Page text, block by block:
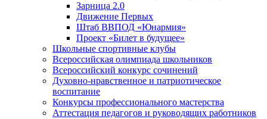
Зарница 2.0
Движение Первых
Штаб ВВПОД «Юнармия»
Проект «Билет в будущее»
Школьные спортивные клубы
Всероссийская олимпиада школьников
Всероссийский конкурс сочинений
Духовно-нравственное и патриотическое
воспитание
Конкурсы профессионального мастерства
Аттестация педагогов и руководящих работников